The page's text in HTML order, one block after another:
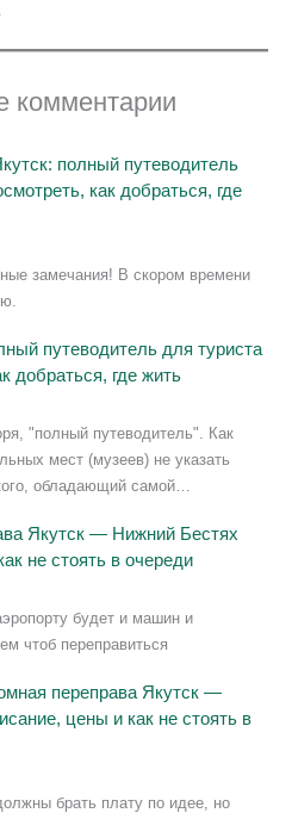
комментарии
полный путеводитель
как добраться, где
замечания! В скором времени
путеводитель для туриста
добраться, где жить
"полный путеводитель". Как
мест (музеев) не указать
обладающий самой…
Якутск — Нижний Бестях
не стоять в очереди
будет и машин и
чтоб переправиться
переправа Якутск —
цены и как не стоять в
брать плату по идее, но